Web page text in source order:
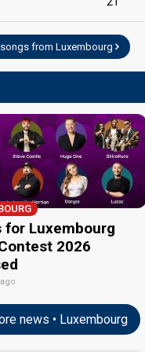
from Luxembourg
for Luxembourg
2026
news • Luxembourg